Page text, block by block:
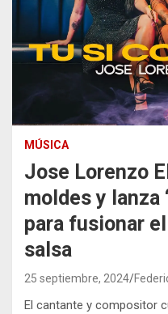
MÚSICA
Jose Lorenzo
moldes y lanza
para fusionar
salsa
25 septiembre, 2024
El cantante y compositor